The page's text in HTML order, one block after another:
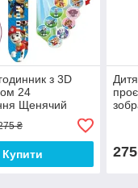
з 3D
24
Щенячий
- Paw Patrol
₴
Купити 275